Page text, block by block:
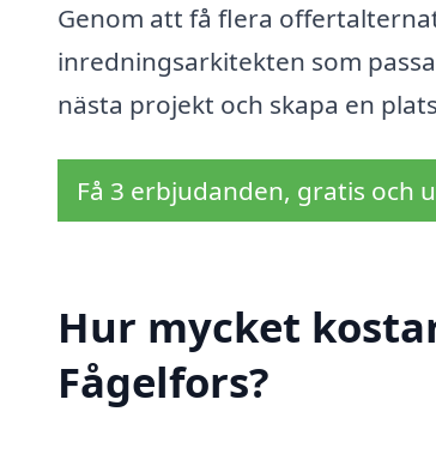
Genom att få flera
inredningsarkitekten som
nästa projekt och skapa en
Få 3 erbjudanden, gratis och
Hur mycket
Fågelfors?